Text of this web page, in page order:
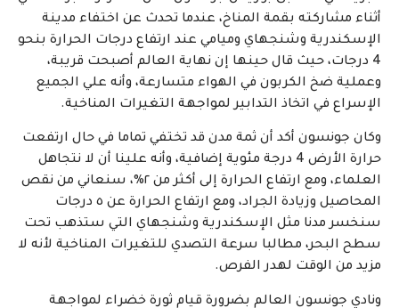
أثناء مشاركته بقمة المناخ، عندما تحدث عن اختفاء مدينة
الإسكندرية وشنجهاي وميامي عند ارتفاع درجات الحرارة بنحو
4 درجات، حيث قال حينها إن نهاية العالم أصبحت قريبة،
وعملية ضخ الكربون في الهواء متسارعة، وأنه علي الجميع
الإسراع في اتخاذ التدابير لمواجهة التغيرات المناخية.
وكان جونسون أكد أن ثمة مدن قد تختفي تماما في حال ارتفعت
حرارة الأرض 4 درجة مئوية إضافية، وأنه علينا أن لا نتجاهل
العلماء، ومع ارتفاع الحرارة إلى أكثر من ٢%، سنعاني من نقص
المحاصيل وزيادة الجراد، ومع ارتفاع الحرارة عن ٥ درجات
سنخسر مدنا مثل الإسكندرية وشنجهاي التي ستذهب تحت
سطح البحر، مطالبا سرعة التصدي للتغيرات المناخية لأنه لا
مزيد من الوقت لهدر الفرص.
ونادي جونسون العالم بضرورة قيام ثورة خضراء لمواجهة